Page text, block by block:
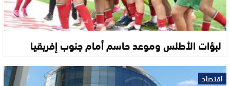
لبؤات الأطلس وموعد حاسم أمام جنوب إفريقيا
اقتصاد